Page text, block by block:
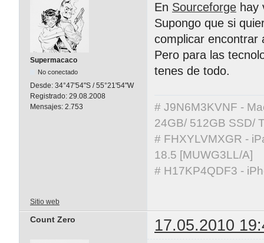
Supermacaco
No conectado
Desde: 34°47'54"S / 55°21'54"W
Registrado: 29.08.2008
Mensajes: 2.753
En Sourceforge hay
Supongo que si
complicar encontrar
Pero para las
tenes de todo.
# J9N6M3KVNF -
24GB/ 512GB SSD/
# FHXYLVMXGR -
18.5 [MUWG3LL/A]
# H17KP4QDF3 -
Sitio web
Count Zero 17.05.2010